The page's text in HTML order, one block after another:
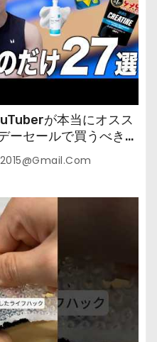
が本当にオスス
ーセールで買うべきも